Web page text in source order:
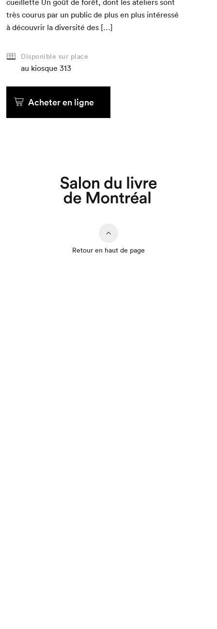
Que cherchez-vous?
cueil­lette Un goût de forêt, dont les ate­liers sont
très cou­rus par un pub­lic de plus en plus intéressé
à décou­vrir la diver­sité des […]
Disponible sur place
au kiosque 313
Acheter en ligne
Retour en haut de page